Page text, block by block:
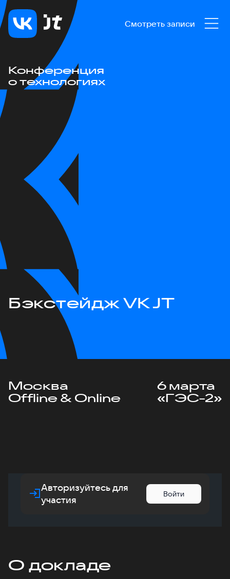
Смотреть записи
Конференция
о технологиях
Бэкстейдж VK JT
Москва
Offline & Online
6 марта
«ГЭС-2»
Авторизуйтесь для
участия
Войти
О докладе